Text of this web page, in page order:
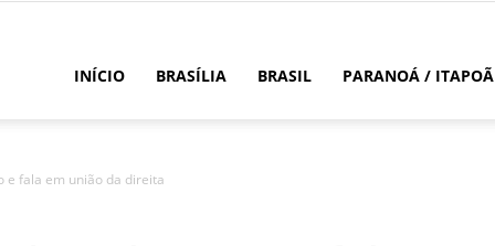
INÍCIO BRASÍLIA BRASIL PARANOÁ / ITAPOÃ
e fala em união da direita